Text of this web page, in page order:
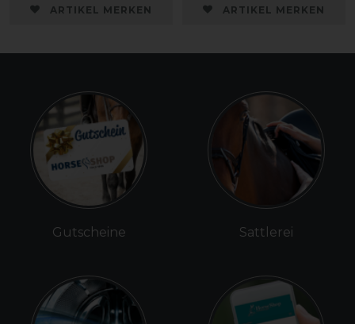
ARTIKEL MERKEN ARTIKEL MERKEN
Gutscheine Sattlerei